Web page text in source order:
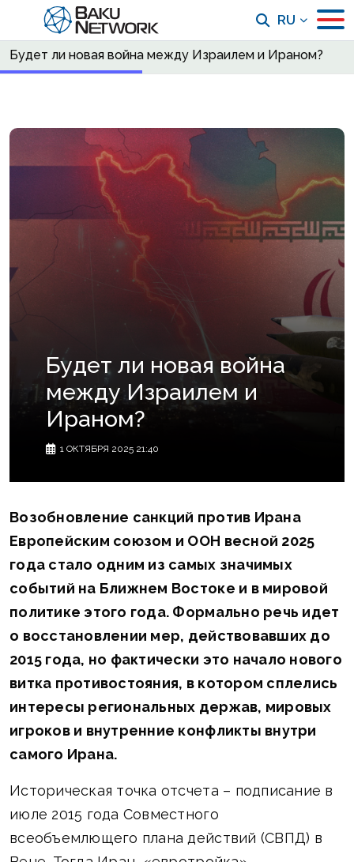
RU
Будет ли новая война между Израилем и Ираном?
Будет ли новая война
между Израилем и
Ираном?
1 ОКТЯБРЯ 2025 21:40
Возобновление санкций против Ирана
Европейским союзом и ООН весной 2025
года стало одним из самых значимых
событий на Ближнем Востоке и в мировой
политике этого года. Формально речь идет
о восстановлении мер, действовавших до
2015 года, но фактически это начало нового
витка противостояния, в котором сплелись
интересы региональных держав, мировых
игроков и внутренние конфликты внутри
самого Ирана.
Историческая точка отсчета – подписание в
июле 2015 года Совместного
всеобъемлющего плана действий (СВПД) в